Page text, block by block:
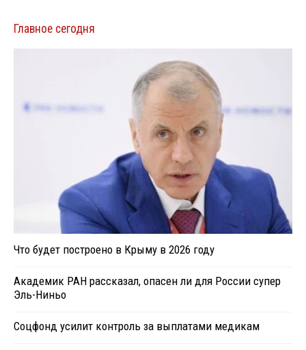
Главное сегодня
Что будет построено в Крыму в 2026 году
Академик РАН рассказал, опасен ли для России супер
Эль-Ниньо
Соцфонд усилит контроль за выплатами медикам